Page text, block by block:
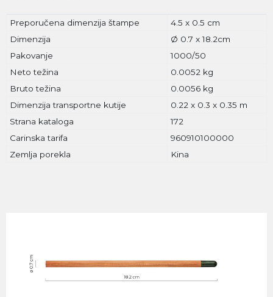
Preporučena dimenzija štampe
4.5 x 0.5 cm
Dimenzija
Ø 0.7 x 18.2cm
Pakovanje
1000/50
Neto težina
0.0052 kg
Bruto težina
0.0056 kg
Dimenzija transportne kutije
0.22 x 0.3 x 0.35 m
Strana kataloga
172
Carinska tarifa
960910100000
Zemlja porekla
Kina